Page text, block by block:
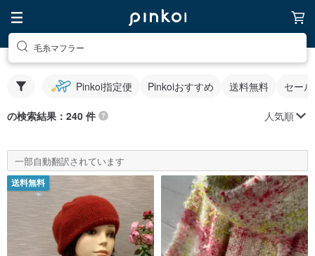
毛糸マフラー
Pinkoi指定便 Pinkoiおすすめ 送料無料 セー
の検索結果：240 件 人気順
一部自動翻訳されています
送料無料